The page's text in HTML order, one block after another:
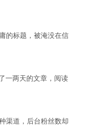
的标题，被淹没在信
一两天的文章，阅读
渠道，后台粉丝数却